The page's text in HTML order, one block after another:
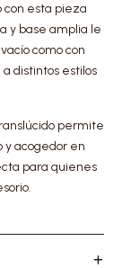
con esta pieza
y base amplia le
como con
distintos estilos
permite
y acogedor en
para quienes